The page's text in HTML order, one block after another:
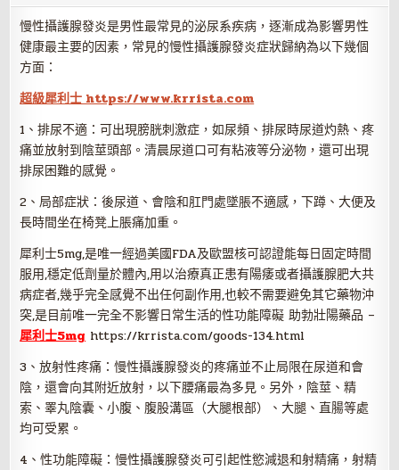
慢性攝護腺發炎是男性最常見的泌尿系疾病，逐漸成為影響男性
健康最主要的因素，常見的慢性攝護腺發炎症狀歸納為以下幾個
方面：
超級犀利士 https://www.krrista.com
1、排尿不適：可出現膀胱刺激症，如尿頻、排尿時尿道灼熱、疼
痛並放射到陰莖頭部。清晨尿道口可有粘液等分泌物，還可出現
排尿困難的感覺。
2、局部症狀：後尿道、會陰和肛門處墜脹不適感，下蹲、大便及
長時間坐在椅凳上脹痛加重。
犀利士5mg,是唯一經過美國FDA及歐盟核可認證能每日固定時間
服用,穩定低劑量於體內,用以治療真正患有陽痿或者攝護腺肥大共
病症者,幾乎完全感覺不出任何副作用,也較不需要避免其它藥物沖
突,是目前唯一完全不影響日常生活的性功能障礙 助勃壯陽藥品 –
犀利士5mg https://krrista.com/goods-134.html
3、放射性疼痛：慢性攝護腺發炎的疼痛並不止局限在尿道和會
陰，還會向其附近放射，以下腰痛最為多見。另外，陰莖、精
索、睪丸陰囊、小腹、腹股溝區（大腿根部）、大腿、直腸等處
均可受累。
4、性功能障礙：慢性攝護腺發炎可引起性慾減退和射精痛，射精